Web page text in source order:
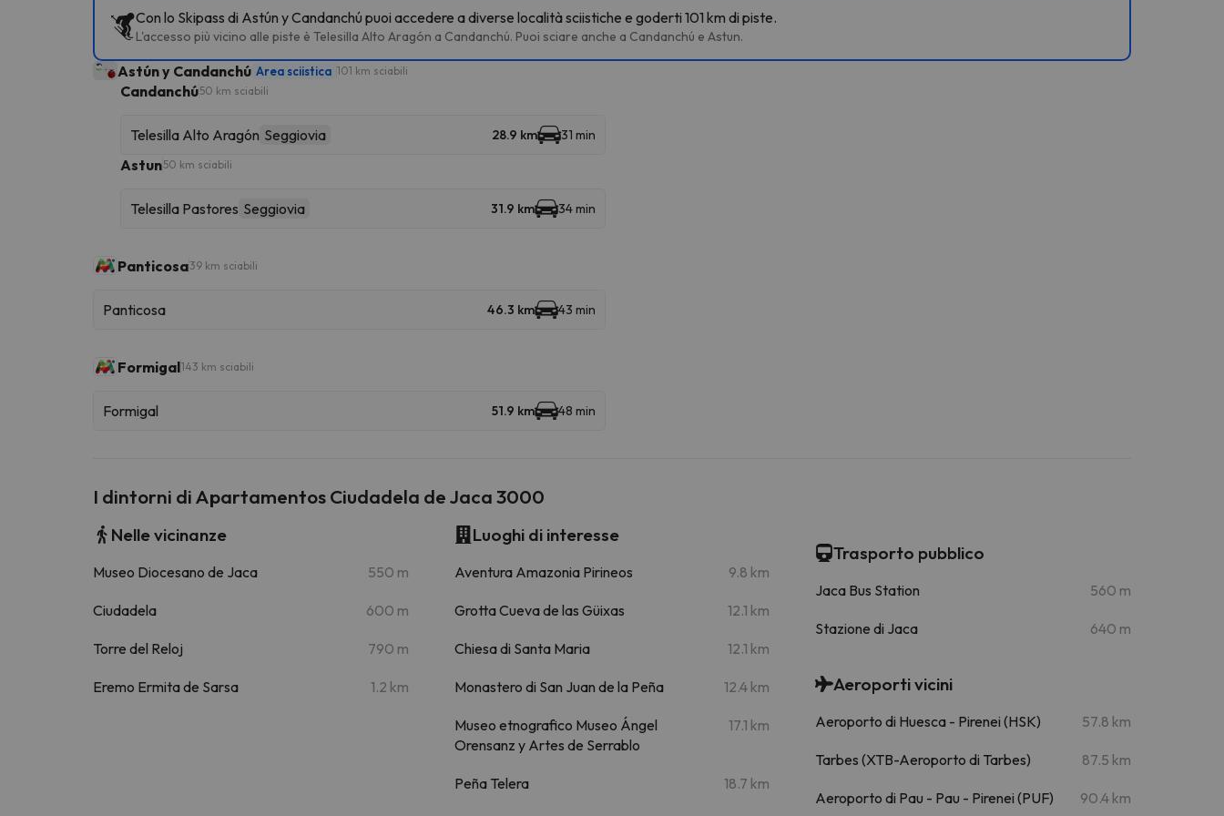
Con lo Skipass di Astún y Candanchú puoi accedere a diverse località sciistiche e goderti 101 km di piste.
L'accesso più vicino alle piste è Telesilla Alto Aragón a Candanchú. Puoi sciare anche a Candanchú e Astun.
Astún y Candanchú Area sciistica 101 km sciabili
Candanchú50 km sciabili
Telesilla Alto Aragón Seggiovia 28.9 km 31 min
Astun50 km sciabili
Telesilla Pastores Seggiovia 31.9 km 34 min
Panticosa39 km sciabili
Panticosa 46.3 km 43 min
Formigal143 km sciabili
Formigal 51.9 km 48 min
I dintorni di Apartamentos Ciudadela de Jaca 3000
Nelle vicinanze
Museo Diocesano de Jaca 550 m
Ciudadela 600 m
Torre del Reloj 790 m
Eremo Ermita de Sarsa 1.2 km
Luoghi di interesse
Aventura Amazonia Pirineos 9.8 km
Grotta Cueva de las Güixas 12.1 km
Chiesa di Santa Maria 12.1 km
Monastero di San Juan de la Peña 12.4 km
Museo etnografico Museo Ángel
Orensanz y Artes de Serrablo
17.1 km
Peña Telera 18.7 km
Trasporto pubblico
Jaca Bus Station 560 m
Stazione di Jaca 640 m
Aeroporti vicini
Aeroporto di Huesca - Pirenei (HSK) 57.8 km
Tarbes (XTB-Aeroporto di Tarbes) 87.5 km
Aeroporto di Pau - Pau - Pirenei (PUF) 90.4 km